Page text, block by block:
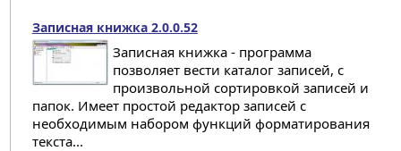
Записная книжка 2.0.0.52
Записная книжка - программа
позволяет вести каталог записей, с
произвольной сортировкой записей и
папок. Имеет простой редактор записей с
необходимым набором функций форматирования
текста...